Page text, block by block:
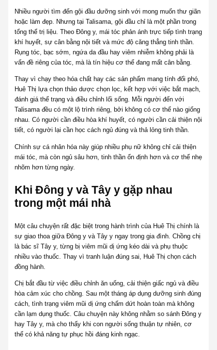
Nhiều người tìm đến gội đầu dưỡng sinh với mong muốn thư giãn
hoặc làm đẹp. Nhưng tại Talisama, gội đầu chỉ là một phần trong
tổng thể trị liệu. Theo Đông y, mái tóc phản ánh trực tiếp tình trạng
khí huyết, sự cân bằng nội tiết và mức độ căng thẳng tinh thần.
Rụng tóc, bạc sớm, ngứa da đầu hay viêm nhiễm không phải là
vấn đề riêng của tóc, mà là tín hiệu cơ thể đang mất cân bằng.
Thay vì chạy theo hóa chất hay các sản phẩm mang tính đối phó,
Huê Thị lựa chọn thảo dược chọn lọc, kết hợp với việc bắt mạch,
đánh giá thể trạng và điều chỉnh lối sống. Mỗi người đến với
Talisama đều có một lộ trình riêng, bởi không có cơ thể nào giống
nhau. Có người cần điều hòa khí huyết, có người cần cải thiện nội
tiết, có người lại cần học cách ngủ đúng và thả lỏng tinh thần.
Chính sự cá nhân hóa này giúp nhiều phụ nữ không chỉ cải thiện
mái tóc, mà còn ngủ sâu hơn, tinh thần ổn định hơn và cơ thể nhẹ
nhõm hơn từng ngày.
Khi Đông y và Tây y gặp nhau
trong một mái nhà
Một câu chuyện rất đặc biệt trong hành trình của Huê Thị chính là
sự giao thoa giữa Đông y và Tây y ngay trong gia đình. Chồng chị
là bác sĩ Tây y, từng bị viêm mũi dị ứng kéo dài và phụ thuộc
nhiều vào thuốc. Thay vì tranh luận đúng sai, Huê Thị chọn cách
đồng hành.
Chị bắt đầu từ việc điều chỉnh ăn uống, cải thiện giấc ngủ và điều
hòa cảm xúc cho chồng. Sau một tháng áp dụng dưỡng sinh đúng
cách, tình trạng viêm mũi dị ứng chấm dứt hoàn toàn mà không
cần lạm dụng thuốc. Câu chuyện này không nhằm so sánh Đông y
hay Tây y, mà cho thấy khi con người sống thuận tự nhiên, cơ
thể có khả năng tự phục hồi đáng kinh ngạc.